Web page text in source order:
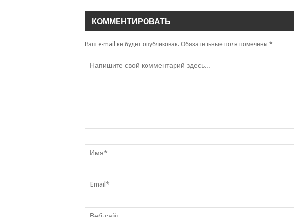
КОММЕНТИРОВАТЬ
Ваш e-mail не будет опубликован. Обязательные поля помечены *